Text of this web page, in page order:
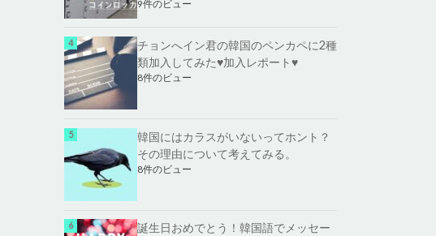
9件のビュー
チョンへイン君の韓国のペンカペに2種
類加入してみた♥加入レポート♥
8件のビュー
韓国にはカラスがいないってホント？
その理由について考えてみる。
8件のビュー
誕生日おめでとう！韓国語でメッセー